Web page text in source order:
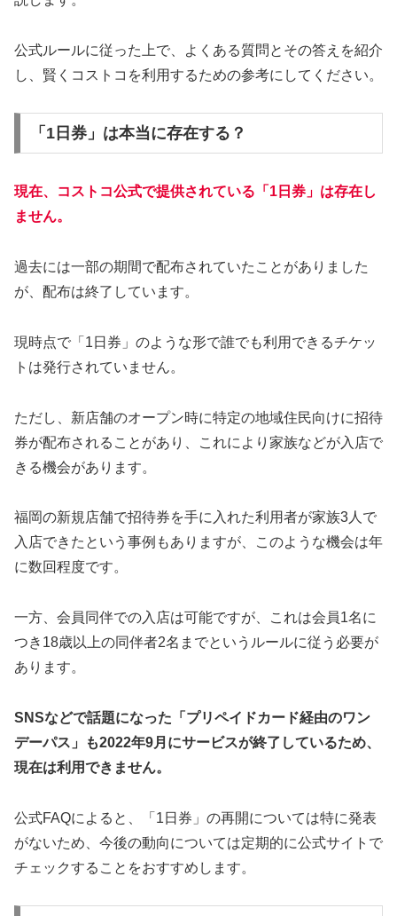
公式ルールに従った上で、よくある質問とその答えを紹介
し、賢くコストコを利用するための参考にしてください。
「1日券」は本当に存在する？
現在、コストコ公式で提供されている「1日券」は存在し
ません。
過去には一部の期間で配布されていたことがありました
が、配布は終了しています。
現時点で「1日券」のような形で誰でも利用できるチケッ
トは発行されていません。
ただし、新店舗のオープン時に特定の地域住民向けに招待
券が配布されることがあり、これにより家族などが入店で
きる機会があります。
福岡の新規店舗で招待券を手に入れた利用者が家族3人で
入店できたという事例もありますが、このような機会は年
に数回程度です。
一方、会員同伴での入店は可能ですが、これは会員1名に
つき18歳以上の同伴者2名までというルールに従う必要が
あります。
SNSなどで話題になった「プリペイドカード経由のワン
デーパス」も2022年9月にサービスが終了しているため、
現在は利用できません。
公式FAQによると、「1日券」の再開については特に発表
がないため、今後の動向については定期的に公式サイトで
チェックすることをおすすめします。